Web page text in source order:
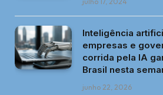
Inteligência
empresas e
corrida pela IA
Brasil nesta
junho 22, 2026